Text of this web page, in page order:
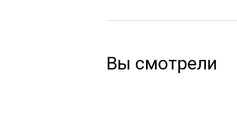
Вы смотрели